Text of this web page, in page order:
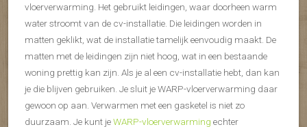
vloerverwarming. Het gebruikt leidingen, waar doorheen warm
water stroomt van de cv-installatie. Die leidingen worden in
matten geklikt, wat de installatie tamelijk eenvoudig maakt. De
matten met de leidingen zijn niet hoog, wat in een bestaande
woning prettig kan zijn. Als je al een cv-installatie hebt, dan kan
je die blijven gebruiken. Je sluit je WARP-vloerverwarming daar
gewoon op aan. Verwarmen met een gasketel is niet zo
duurzaam. Je kunt jeWARP-vloerverwarming echter